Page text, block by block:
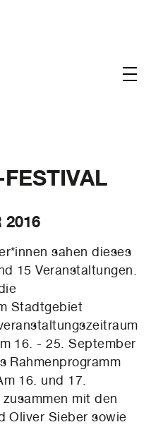
2016
sahen dieses
15 Veranstaltungen.
Stadtgebiet
16. - 25. September
Rahmenprogramm
16. und 17.
mit den
Oliver Sieber sowie